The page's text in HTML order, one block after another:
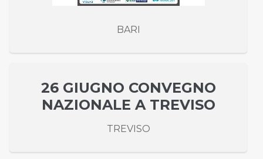
BARI
26 GIUGNO CONVEGNO
NAZIONALE A TREVISO
TREVISO